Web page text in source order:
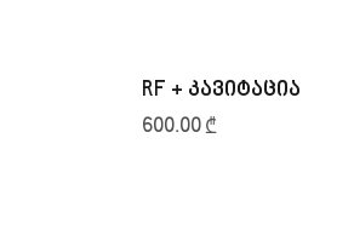
RF + კავიტაცია
600.00 ₾